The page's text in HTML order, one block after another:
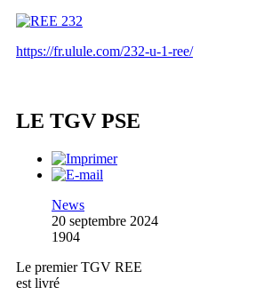
https://fr.ulule.com/232-u-1-ree/
LE TGV PSE
News
20 septembre 2024
1904
Le premier TGV REE
est livré